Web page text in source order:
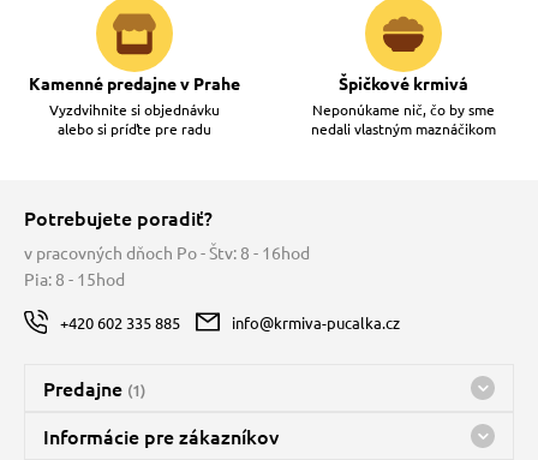
Kamenné predajne v Prahe
Vyzdvihnite si objednávku
alebo si príďte pre radu
Špičkové krmivá
Neponúkame nič, čo by sme
nedali vlastným maznáčikom
Potrebujete poradiť?
v pracovných dňoch Po - Štv: 8 - 16hod
Pia: 8 - 15hod
+420 602 335 885 info@krmiva-pucalka.cz
Predajne (1)
Predajňa a sklad Kbely
Bohužiaľ, momentálne máme zatvorené
Informácie pre zákazníkov